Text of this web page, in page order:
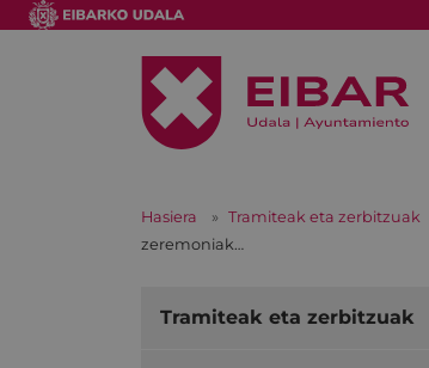
Hasiera Tramiteak eta zerbitzuak
zeremoniak…
Tramiteak eta zerbitzuak